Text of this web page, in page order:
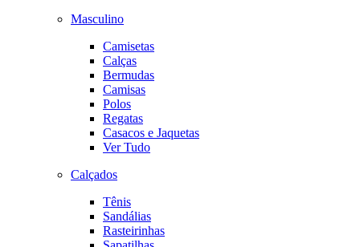
Masculino
Camisetas
Calças
Bermudas
Camisas
Polos
Regatas
Casacos e Jaquetas
Ver Tudo
Calçados
Tênis
Sandálias
Rasteirinhas